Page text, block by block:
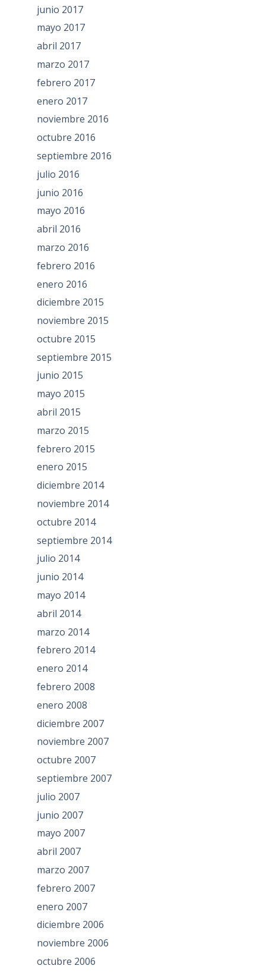
junio 2017
mayo 2017
abril 2017
marzo 2017
febrero 2017
enero 2017
noviembre 2016
octubre 2016
septiembre 2016
julio 2016
junio 2016
mayo 2016
abril 2016
marzo 2016
febrero 2016
enero 2016
diciembre 2015
noviembre 2015
octubre 2015
septiembre 2015
junio 2015
mayo 2015
abril 2015
marzo 2015
febrero 2015
enero 2015
diciembre 2014
noviembre 2014
octubre 2014
septiembre 2014
julio 2014
junio 2014
mayo 2014
abril 2014
marzo 2014
febrero 2014
enero 2014
febrero 2008
enero 2008
diciembre 2007
noviembre 2007
octubre 2007
septiembre 2007
julio 2007
junio 2007
mayo 2007
abril 2007
marzo 2007
febrero 2007
enero 2007
diciembre 2006
noviembre 2006
octubre 2006